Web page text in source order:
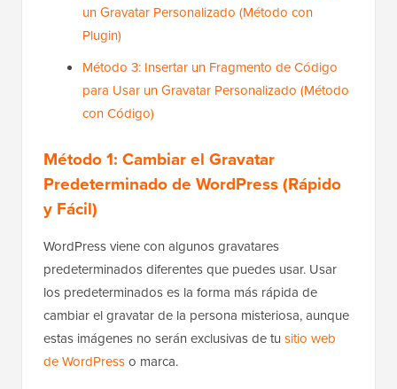
un Gravatar Personalizado (Método con
Plugin)
Método 3: Insertar un Fragmento de Código
para Usar un Gravatar Personalizado (Método
con Código)
Método 1: Cambiar el Gravatar
Predeterminado de WordPress (Rápido
y Fácil)
WordPress viene con algunos gravatares
predeterminados diferentes que puedes usar. Usar
los predeterminados es la forma más rápida de
cambiar el gravatar de la persona misteriosa, aunque
estas imágenes no serán exclusivas de tu sitio web
de WordPresso marca.